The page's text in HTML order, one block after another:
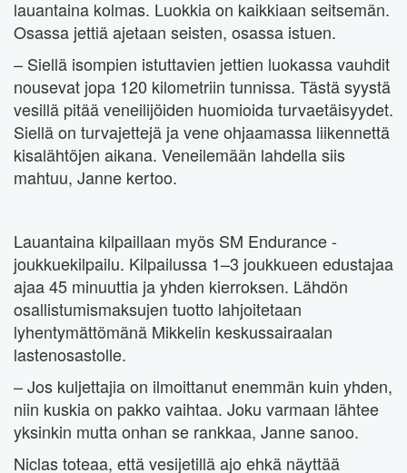
lauantaina kolmas. Luokkia on kaikkiaan seitsemän.
Osassa jettiä ajetaan seisten, osassa istuen.
– Siellä isompien istuttavien jettien luokassa vauhdit
nousevat jopa 120 kilometriin tunnissa. Tästä syystä
vesillä pitää veneilijöiden huomioida turvaetäisyydet.
Siellä on turvajettejä ja vene ohjaamassa liikennettä
kisalähtöjen aikana. Veneilemään lahdella siis
mahtuu, Janne kertoo.
Lauantaina kilpaillaan myös SM Endurance -
joukkuekilpailu. Kilpailussa 1–3 joukkueen edustajaa
ajaa 45 minuuttia ja yhden kierroksen. Lähdön
osallistumismaksujen tuotto lahjoitetaan
lyhentymättömänä Mikkelin keskussairaalan
lastenosastolle.
– Jos kuljettajia on ilmoittanut enemmän kuin yhden,
niin kuskia on pakko vaihtaa. Joku varmaan lähtee
yksinkin mutta onhan se rankkaa, Janne sanoo.
Niclas toteaa, että vesijetillä ajo ehkä näyttää